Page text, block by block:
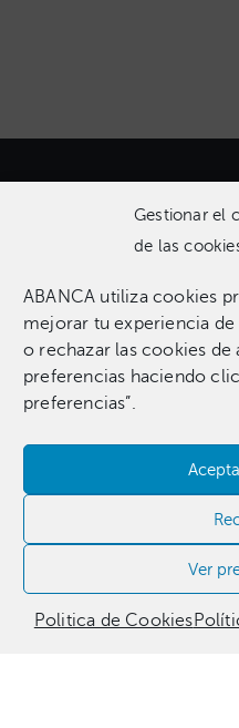
Gestionar el
de las
ABANCA utiliza cookies
mejorar tu experiencia
o rechazar las cookies de
preferencias haciendo
preferencias”.
Ver
Politica de Cookies
Una colección que incluye
esculturas, fotografías,
pertenecientes a 255
Contacta